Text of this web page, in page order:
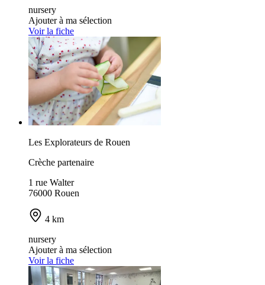
nursery
Ajouter à ma sélection
Voir la fiche
Les Explorateurs de Rouen
Crèche partenaire
1 rue Walter
76000 Rouen
4 km
nursery
Ajouter à ma sélection
Voir la fiche